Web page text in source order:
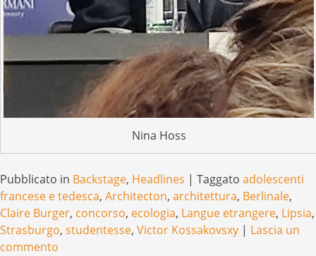
Nina Hoss
Pubblicato in Backstage, Headlines | Taggato adolescenti
francese e tedesca, Architecton, architettura, Berlinale,
Claire Burger, concorso, ecologia, Langue etrangere, Lipsia,
Strasburgo, studentesse, Victor Kossakovsxy | Lascia un
commento